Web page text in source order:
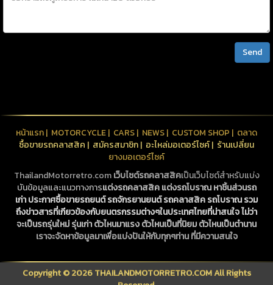
Send
หน้าแรก| MOTORCYCLE| CARS| NEWS| CUSTOM SHOP | ตลาด
ซื้อขายรถคลาสสิค | สมัครสมาชิก| อะไหล่มอเตอร์ไซค์| ร้านเปลี่ยน
ยางมอเตอร์ไซค์
ThailandMotorretro.comเว็บไซต์รถคลาสสิคเป็นเว็บไซต์สำหรับแบ่ง
บันข้อมูลและแนวทางการแต่งรถคลาสสิค แต่งรถโบราณ หาชิ้นส่วนรถ
เก่าประกาศซื้อขายรถยนต์ รถจักรยานยนต์รถคลาสสิครถโบราณรวม
ถึงข่าวสารที่เกียวข้องกับยนตรกรรมต่างๆในประเทศไทยที่น่าสนใจ ไม่ว่า
จะเป็นรถรุ่นใหม่ รุ่นเก่า ตัวไหนมาแรง ตัวไหนเป็นที่นิยม ตัวไหนเป็นตำนาน
เราจะจัดหาข้อมูลมาเพื่อแบ่งปันให้กับทุกๆท่าน ที่มีความสนใจ
Copyright © 2026 THAILANDMOTORRETRO.COM All Rights